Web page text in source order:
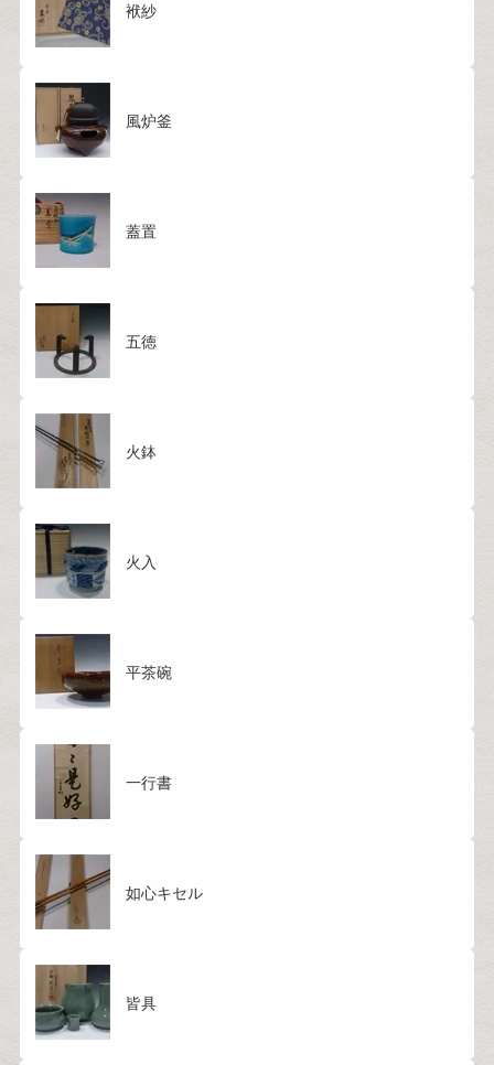
袱紗
風炉釜
蓋置
五徳
火鉢
火入
平茶碗
一行書
如心キセル
皆具